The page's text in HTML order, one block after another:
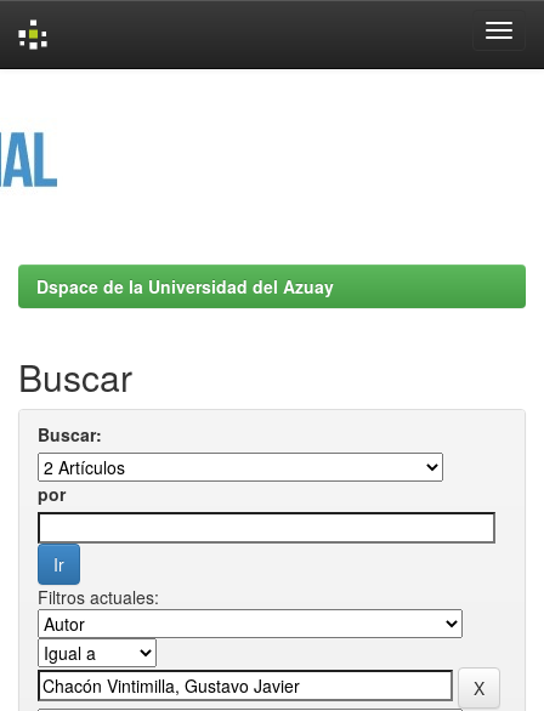
Dspace de la Universidad del Azuay
Buscar
Buscar:
por
Filtros actuales: